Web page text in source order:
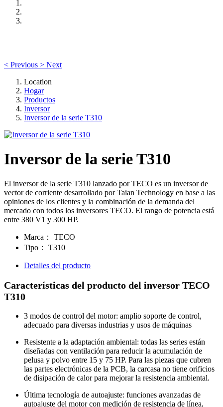
< Previous > Next
Location
Hogar
Productos
Inversor
Inversor de la serie T310
Inversor de la serie T310
El inversor de la serie T310 lanzado por TECO es un inversor de
vector de corriente desarrollado por Taian Technology en base a las
opiniones de los clientes y la combinación de la demanda del
mercado con todos los inversores TECO. El rango de potencia está
entre 380 V1 y 300 HP.
Marca ：
TECO
Tipo ： T310
Detalles del producto
Características del producto del inversor TECO
T310
3 modos de control del motor: amplio soporte de control,
adecuado para diversas industrias y usos de máquinas
Resistente a la adaptación ambiental: todas las series están
diseñadas con ventilación para reducir la acumulación de
pelusa y polvo entre 15 y 75 HP. Para las piezas que cubren
las partes electrónicas de la PCB, la carcasa no tiene orificios
de disipación de calor para mejorar la resistencia ambiental.
Última tecnología de autoajuste: funciones avanzadas de
autoajuste del motor con medición de resistencia de línea,